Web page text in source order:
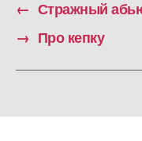
← Стражный
→ Про кепку